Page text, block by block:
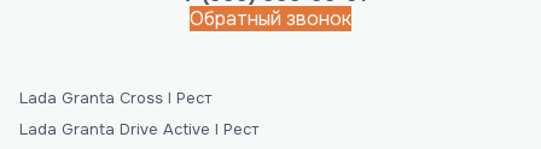
Обратный звонок
Lada Granta Cross I Рест
Lada Granta Drive Active I Рест